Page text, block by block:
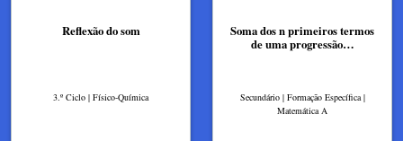
Reflexão do som
3.º Ciclo | Físico-Química
Soma dos n primeiros termos
de uma progressão…
Secundário | Formação Específica |
Matemática A